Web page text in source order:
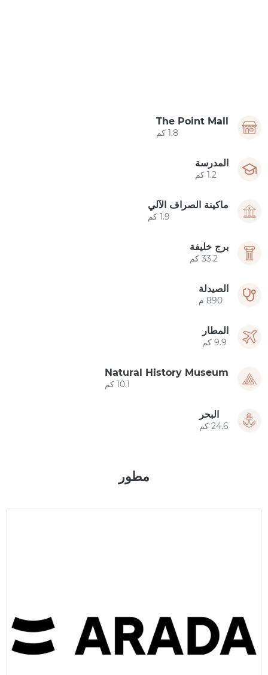
The Point Mall
1.8 كم
المدرسة
1.2 كم
ماكينة الصراف الآلي
1.9 كم
برج خليفة
33.2 كم
الصيدلة
890 م
المطار
9.9 كم
Natural History Museum
10.1 كم
البحر
24.6 كم
مطور